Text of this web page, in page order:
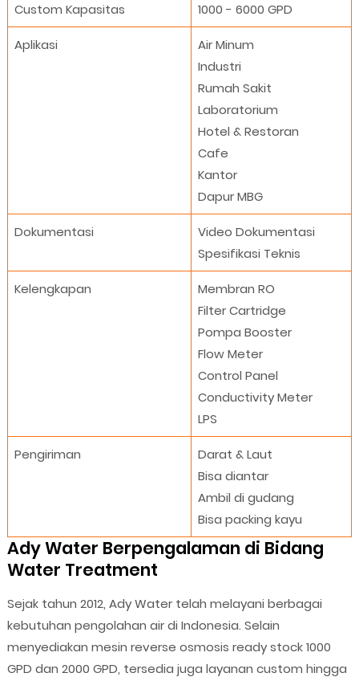
Custom Kapasitas 1000 - 6000 GPD
Aplikasi
Air Minum
Industri
Rumah Sakit
Laboratorium
Hotel & Restoran
Cafe
Kantor
Dapur MBG
Dokumentasi
Video Dokumentasi
Spesifikasi Teknis
Kelengkapan
Membran RO
Filter Cartridge
Pompa Booster
Flow Meter
Control Panel
Conductivity Meter
LPS
Pengiriman
Darat & Laut
Bisa diantar
Ambil di gudang
Bisa packing kayu
Ady Water Berpengalaman di Bidang
Water Treatment
Sejak tahun 2012, Ady Water telah melayani berbagai
kebutuhan pengolahan air di Indonesia. Selain
menyediakan mesin reverse osmosis ready stock 1000
GPD dan 2000 GPD, tersedia juga layanan custom hingga